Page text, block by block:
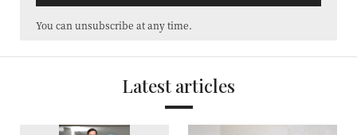
You can unsubscribe at any time.
Latest articles